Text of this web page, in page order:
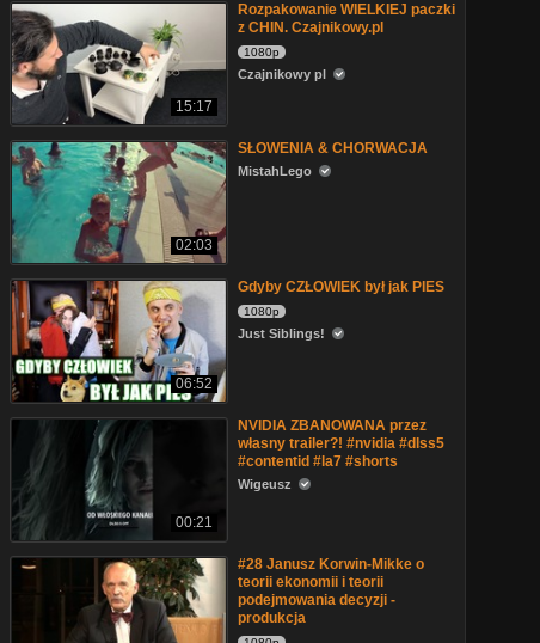
15:17
Rozpakowanie WIELKIEJ paczki
z CHIN. Czajnikowy.pl
1080p
Czajnikowy pl
02:03
SŁOWENIA & CHORWACJA
MistahLego
06:52
Gdyby CZŁOWIEK był jak PIES
1080p
Just Siblings!
00:21
NVIDIA ZBANOWANA przez
własny trailer?! #nvidia #dlss5
#contentid #la7 #shorts
Wigeusz
#28 Janusz Korwin-Mikke o
teorii ekonomii i teorii
podejmowania decyzji -
produkcja